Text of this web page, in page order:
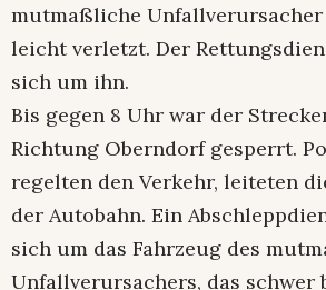
mutmaßliche Unfallverursacher
leicht verletzt. Der
sich um ihn.
Bis gegen 8 Uhr war der
Richtung Oberndorf gesperrt.
regelten den Verkehr, leiteten
der Autobahn. Ein
sich um das Fahrzeug des
Unfallverursachers, das schwer